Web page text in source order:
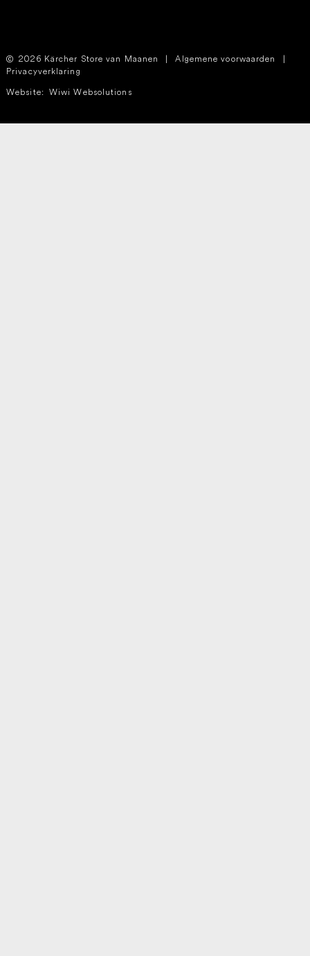
2026 Kärcher Store van Maanen | Algemene voorwaarden
|
Privacyverklaring
Website: Wiwi Websolutions